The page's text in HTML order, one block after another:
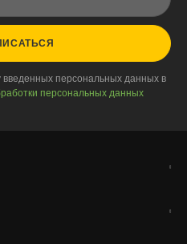
введенных персональных данных в
персональных данных